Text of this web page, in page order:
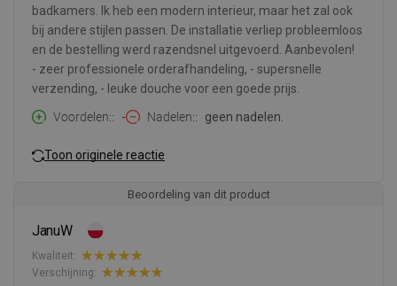
badkamers. Ik heb een modern interieur, maar het zal ook
bij andere stijlen passen. De installatie verliep probleemloos
en de bestelling werd razendsnel uitgevoerd. Aanbevolen!
- zeer professionele orderafhandeling, - supersnelle
verzending, - leuke douche voor een goede prijs.
Voordelen:
- Nadelen: geen nadelen.
Toon originele reactie
Beoordeling van dit product
JanuW
Kwaliteit:
Verschijning: